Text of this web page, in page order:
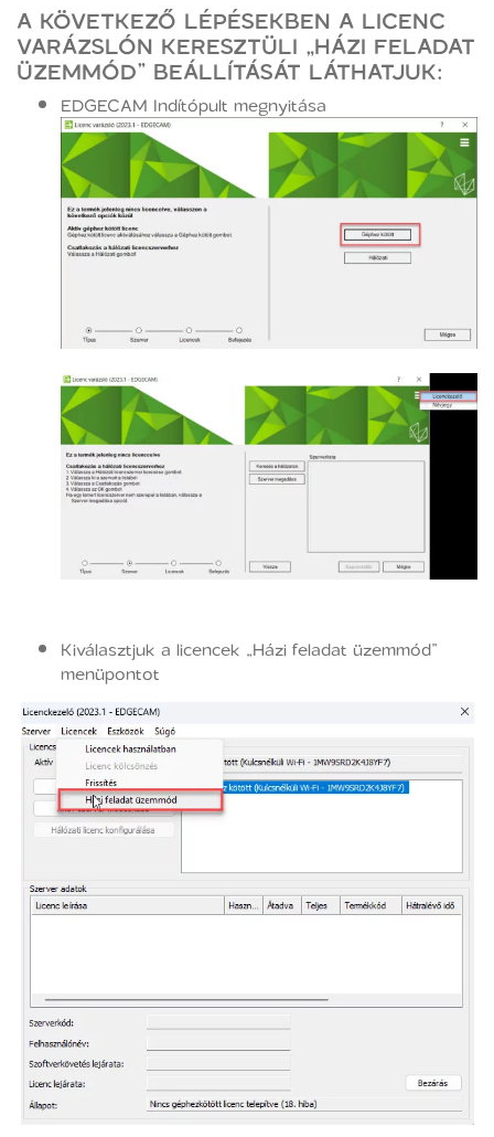
A KÖVETKEZŐ LÉPÉSEKBEN A LICENC
VARÁZSLÓN KERESZTÜLI „HÁZI FELADAT
ÜZEMMÓD” BEÁLLÍTÁSÁT LÁTHATJUK:
EDGECAM Indítópult megnyitása
Kiválasztjuk a licencek „Házi feladat üzemmód”
menüpontot